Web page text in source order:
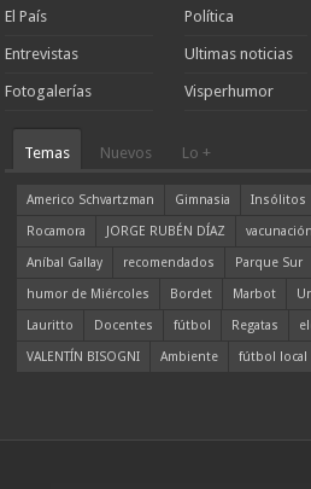
El País
Entrevistas
Fotogalerías
Política
Ultimas noticias
Visperhumor
Temas Nuevos Lo +
Americo Schvartzman Gimnasia Insólitos
Rocamora
JORGE RUBÉN DÍAZ vacunación
Aníbal Gallay
recomendados Parque Sur
humor de Miércoles
Bordet Marbot
Lauritto
Docentes fútbol Regatas
VALENTÍN BISOGNI
Ambiente fútbol local